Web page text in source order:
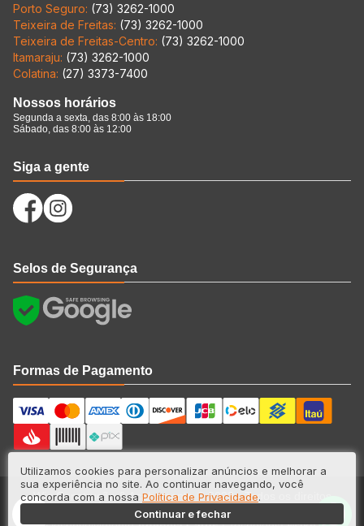
Porto Seguro: (73) 3262-1000
Teixeira de Freitas: (73) 3262-1000
Teixeira de Freitas-Centro: (73) 3262-1000
Itamaraju: (73) 3262-1000
Colatina: (27) 3373-7400
Nossos horários
Segunda a sexta, das 8:00 às 18:00
Sábado, das 8:00 às 12:00
Siga a gente
Selos de Segurança
Formas de Pagamento
Wig Construção & Acabamento © 2023 - Todos os direitos
reservados. CNPJ: nº 33.387.955/0001-00
Utilizamos cookies para personalizar anúncios e melhorar a
sua experiência no site. Ao continuar navegando, você
concorda com a nossa Política de Privacidade.
Continuar e fechar